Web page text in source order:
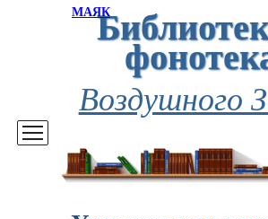
МАЯК
Воздушного